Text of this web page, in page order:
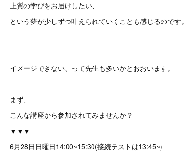
上質の学びをお届けしたい、
という夢が少しずつ叶えられていくことも感じるのです。
イメージできない、って先生も多いかとおおいます。
まず、
こんな講座から参加されてみませんか？
▼▼▼
6月28日日曜日14:00~15:30(接続テストは13:45~)